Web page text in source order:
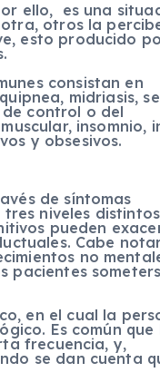
ello, es una
otros la
esto producido
consistan en
midriasis,
control o del
insomnio,
y obsesivos.
de síntomas
niveles
pueden
Cabe
no
pacientes
en el cual la
Es común que
frecuencia, y,
se dan cuenta